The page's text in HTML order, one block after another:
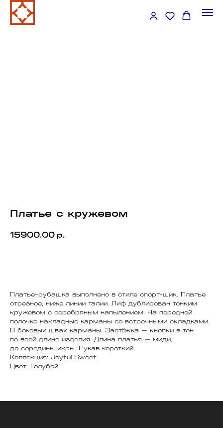
Платье с кружевом
15900.00 р.
Платье-рубашка выполнено в стиле спорт-шик. Платье
отрезное, ниже линии талии. Лиф дублирован тонким
кружевом с серебряным напылением. На передней
полочке накладные карманы со встречными складками.
В боковых швах карманы. Застёжка — кнопки в тон
по всей длине изделия. Длина платья — миди,
до середины икры. Рукав короткий.
Коллекция: Joyful Sweet
Цвет: Голубой
YAME
Каталог
Доставка/оплата
Контакты
ПОКУПАТЕЛЯМ